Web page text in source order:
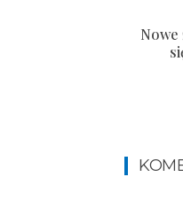
Nowe